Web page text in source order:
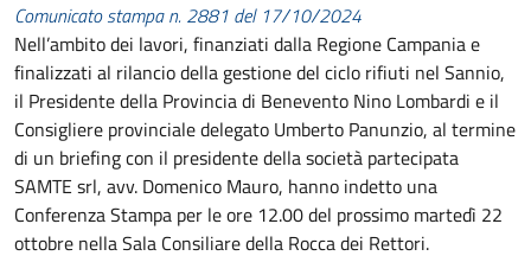
Comunicato stampa n. 2881 del 17/10/2024
Nell’ambito dei lavori, finanziati dalla Regione Campania e
finalizzati al rilancio della gestione del ciclo rifiuti nel Sannio,
il Presidente della Provincia di Benevento Nino Lombardi e il
Consigliere provinciale delegato Umberto Panunzio, al termine
di un briefing con il presidente della società partecipata
SAMTE srl, avv. Domenico Mauro, hanno indetto una
Conferenza Stampa per le ore 12.00 del prossimo martedì 22
ottobre nella Sala Consiliare della Rocca dei Rettori.